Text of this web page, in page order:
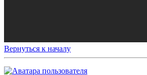
Вернуться к началу